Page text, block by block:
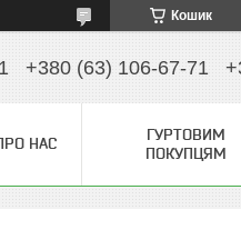
Кошик
+380 (63) 106-67-71
НАС
ГУРТОВИМ
ПОКУПЦЯМ